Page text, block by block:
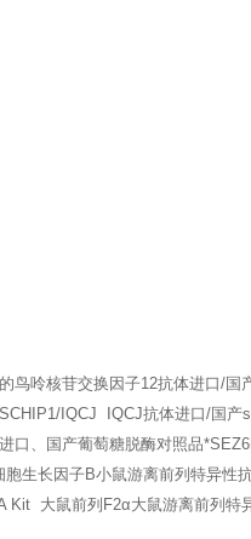
鸟呤核苷交换因子12抗体进口/
IQCJ IQCJ抗体进口/国
口、国产葡萄糖脱酶对照品
生长因子B小鼠游离前列特异
Kit 大鼠前列F2α大鼠游离前列特